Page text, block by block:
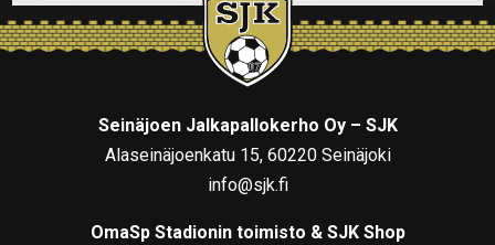
Seinäjoen Jalkapallokerho Oy – SJK
Alaseinäjoenkatu 15, 60220 Seinäjoki
info@sjk.fi
OmaSp Stadionin toimisto & SJK Shop